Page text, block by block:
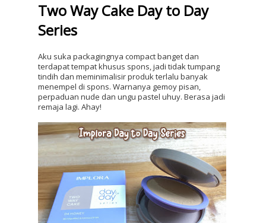
Two Way Cake Day to Day
Series
Aku suka packagingnya compact banget dan
terdapat tempat khusus spons, jadi tidak tumpang
tindih dan meminimalisir produk terlalu banyak
menempel di spons. Warnanya gemoy pisan,
perpaduan nude dan ungu pastel uhuy. Berasa jadi
remaja lagi. Ahay!